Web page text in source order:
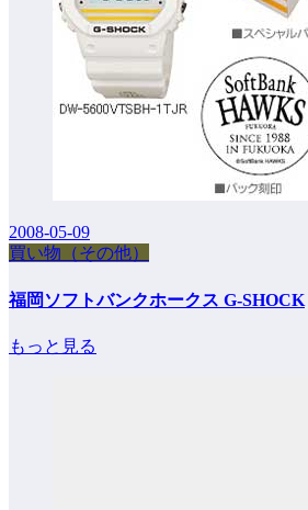
2008-05-09
買い物（その他）
福岡ソフトバンクホークス G-SHOCK
もっと見る